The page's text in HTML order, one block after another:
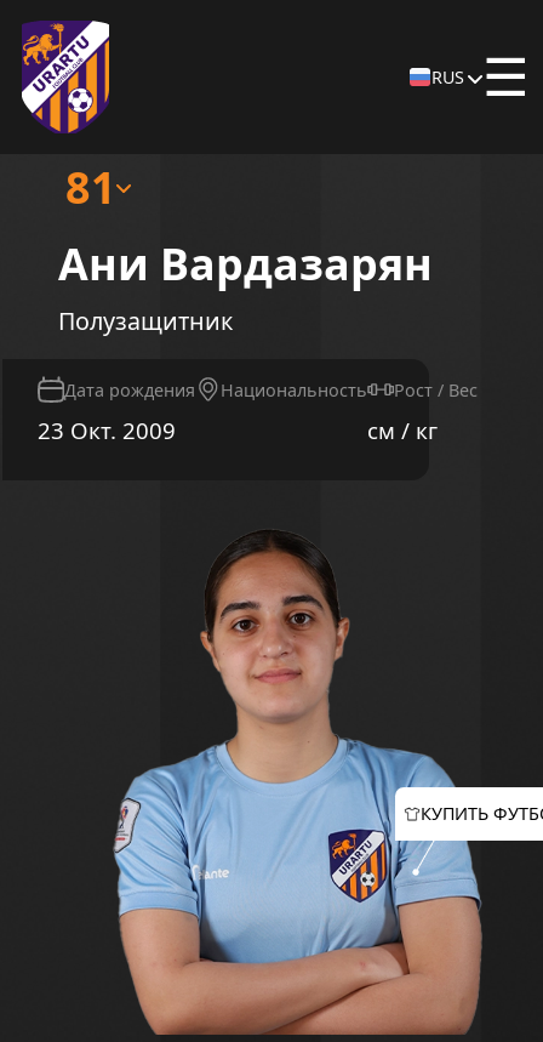
RUS ☰
81
Ани Вардазарян
Полузащитник
Дата рождения
23 Окт. 2009
Национальность Рост / Вес
см / кг
КУПИТЬ